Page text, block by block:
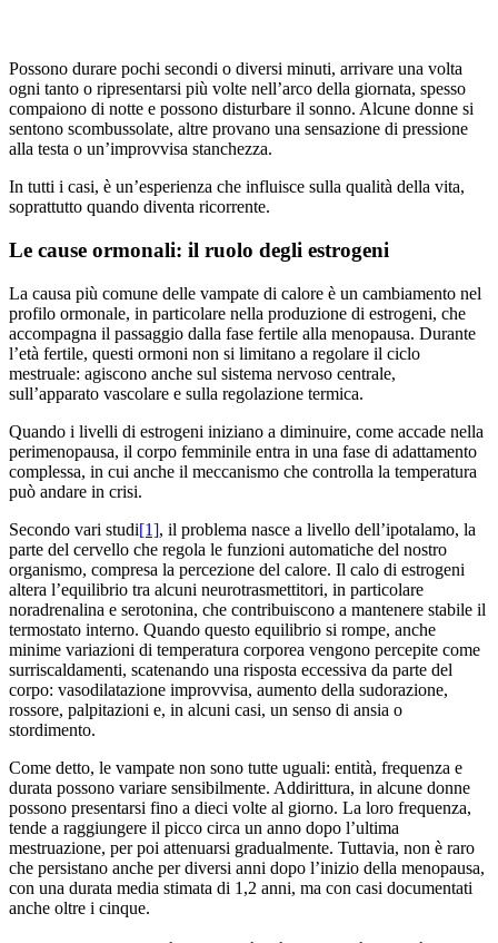
Possono durare pochi secondi o diversi minuti, arrivare una volta
ogni tanto o ripresentarsi più volte nell’arco della giornata, spesso
compaiono di notte e possono disturbare il sonno. Alcune donne si
sentono scombussolate, altre provano una sensazione di pressione
alla testa o un’improvvisa stanchezza.
In tutti i casi, è un’esperienza che influisce sulla qualità della vita,
soprattutto quando diventa ricorrente.
Le cause ormonali: il ruolo degli estrogeni
La causa più comune delle vampate di calore è un cambiamento nel
profilo ormonale, in particolare nella produzione di estrogeni, che
accompagna il passaggio dalla fase fertile alla menopausa. Durante
l’età fertile, questi ormoni non si limitano a regolare il ciclo
mestruale: agiscono anche sul sistema nervoso centrale,
sull’apparato vascolare e sulla regolazione termica.
Quando i livelli di estrogeni iniziano a diminuire, come accade nella
perimenopausa, il corpo femminile entra in una fase di adattamento
complessa, in cui anche il meccanismo che controlla la temperatura
può andare in crisi.
Secondo vari studi[1], il problema nasce a livello dell’ipotalamo, la
parte del cervello che regola le funzioni automatiche del nostro
organismo, compresa la percezione del calore. Il calo di estrogeni
altera l’equilibrio tra alcuni neurotrasmettitori, in particolare
noradrenalina e serotonina, che contribuiscono a mantenere stabile il
termostato interno. Quando questo equilibrio si rompe, anche
minime variazioni di temperatura corporea vengono percepite come
surriscaldamenti, scatenando una risposta eccessiva da parte del
corpo: vasodilatazione improvvisa, aumento della sudorazione,
rossore, palpitazioni e, in alcuni casi, un senso di ansia o
stordimento.
Come detto, le vampate non sono tutte uguali: entità, frequenza e
durata possono variare sensibilmente. Addirittura, in alcune donne
possono presentarsi fino a dieci volte al giorno. La loro frequenza,
tende a raggiungere il picco circa un anno dopo l’ultima
mestruazione, per poi attenuarsi gradualmente. Tuttavia, non è raro
che persistano anche per diversi anni dopo l’inizio della menopausa,
con una durata media stimata di 1,2 anni, ma con casi documentati
anche oltre i cinque.